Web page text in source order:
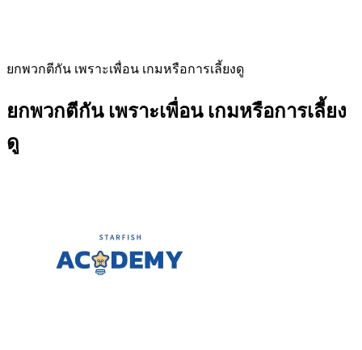
ยกพวกตีกัน เพราะเพื่อน เกมหรือการเลี้ยงดู
ยกพวกตีกัน เพราะเพื่อน เกมหรือการเลี้ยง
ดู